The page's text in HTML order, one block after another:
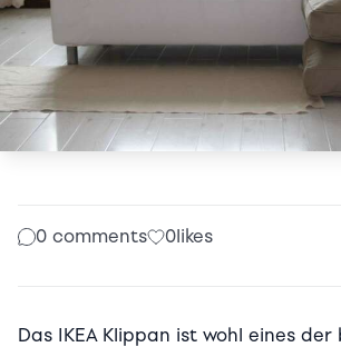
0 comments 0likes
Das IKEA Klippan ist wohl eines